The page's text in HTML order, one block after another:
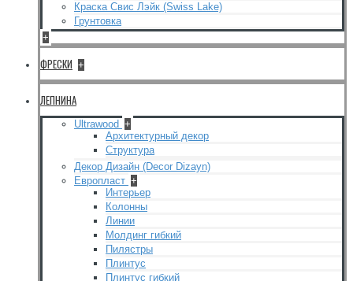
Краска Свис Лэйк (Swiss Lake)
Грунтовка
+
ФРЕСКИ +
ЛЕПНИНА
Ultrawood +
Архитектурный декор
Структура
Декор Дизайн (Decor Dizayn)
Европласт +
Интерьер
Колонны
Линии
Молдинг гибкий
Пилястры
Плинтус
Плинтус гибкий